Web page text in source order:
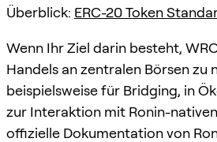
Überblick: ERC-20 Token
Wenn Ihr Ziel darin besteht,
Handels an zentralen Börsen zu
beispielsweise für Bridging, in
zur Interaktion mit Ronin-
offizielle Dokumentation von